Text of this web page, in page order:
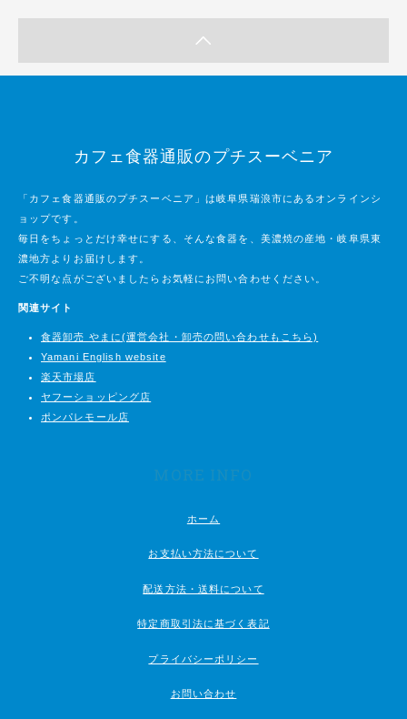
カフェ食器通販のプチスーベニア
「カフェ食器通販のプチスーベニア」は岐阜県瑞浪市にあるオンラインシ
ョップです。
毎日をちょっとだけ幸せにする、そんな食器を、美濃焼の産地・岐阜県東
濃地方よりお届けします。
ご不明な点がございましたらお気軽にお問い合わせください。
関連サイト
食器卸売 やまに(運営会社・卸売の問い合わせもこちら)
Yamani English website
楽天市場店
ヤフーショッピング店
ポンパレモール店
MORE INFO
ホーム
お支払い方法について
配送方法・送料について
特定商取引法に基づく表記
プライバシーポリシー
お問い合わせ